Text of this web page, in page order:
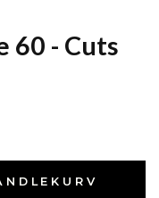
60 - Cuts